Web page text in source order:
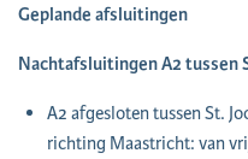
Geplande afsluitingen
Nachtafsluitingen A2 tussen
A2 afgesloten tussen St.
richting Maastricht: van